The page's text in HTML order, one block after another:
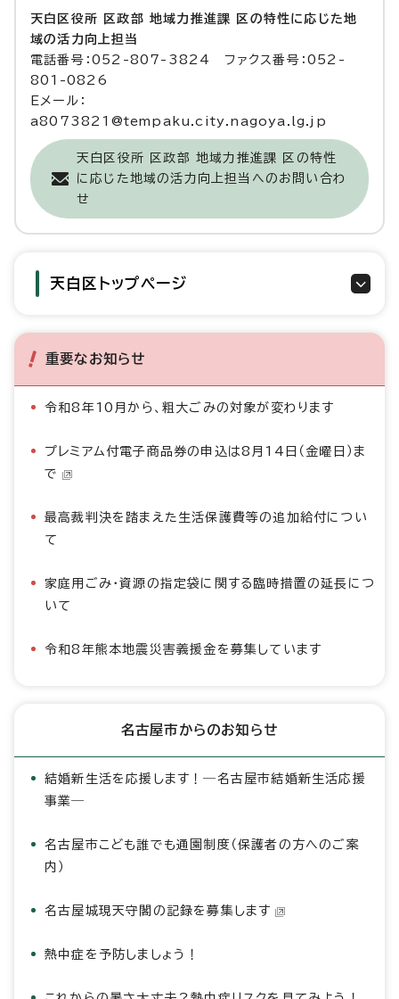
天白区役所 区政部 地域力推進課 区の特性に応じた地
域の活力向上担当
電話番号：052-807-3824 ファクス番号：052-
801-0826
Eメール：
a8073821@tempaku.city.nagoya.lg.jp
天白区役所 区政部 地域力推進課 区の特性
に応じた地域の活力向上担当へのお問い合わ
せ
天白区トップページ
重要なお知らせ
令和8年10月から、粗大ごみの対象が変わります
プレミアム付電子商品券の申込は8月14日（金曜日）ま
で
最高裁判決を踏まえた生活保護費等の追加給付につい
て
家庭用ごみ・資源の指定袋に関する臨時措置の延長につ
いて
令和8年熊本地震災害義援金を募集しています
名古屋市からのお知らせ
結婚新生活を応援します！―名古屋市結婚新生活応援
事業―
名古屋市こども誰でも通園制度（保護者の方へのご案
内）
名古屋城現天守閣の記録を募集します
熱中症を予防しましょう！